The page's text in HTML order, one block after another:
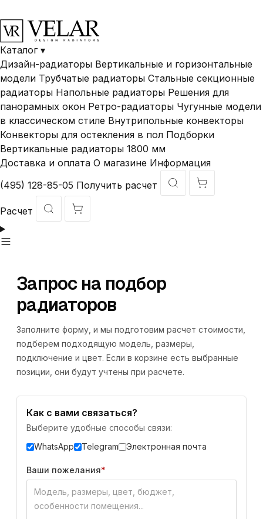
Каталог ▾
Дизайн-радиаторы Вертикальные и горизонтальные
модели Трубчатые радиаторы Стальные секционные
радиаторы Напольные радиаторы Решения для
панорамных окон Ретро-радиаторы Чугунные модели
в классическом стиле Внутрипольные конвекторы
Конвекторы для остекления в пол Подборки
Вертикальные радиаторы 1800 мм
Доставка и оплата О магазине Информация
(495) 128-85-05 Получить расчет
Расчет
Запрос на подбор
радиаторов
Заполните форму, и мы подготовим расчет стоимости,
подберем подходящую модель, размеры,
подключение и цвет. Если в корзине есть выбранные
позиции, они будут учтены при расчете.
Как с вами связаться?
Выберите удобные способы связи:
WhatsApp
Telegram Электронная почта
Ваши пожелания*